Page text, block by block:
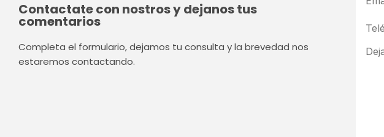
Contactate con nostros y dejanos tus
comentarios
Completa el formulario, dejamos tu consulta y la brevedad nos
estaremos contactando.